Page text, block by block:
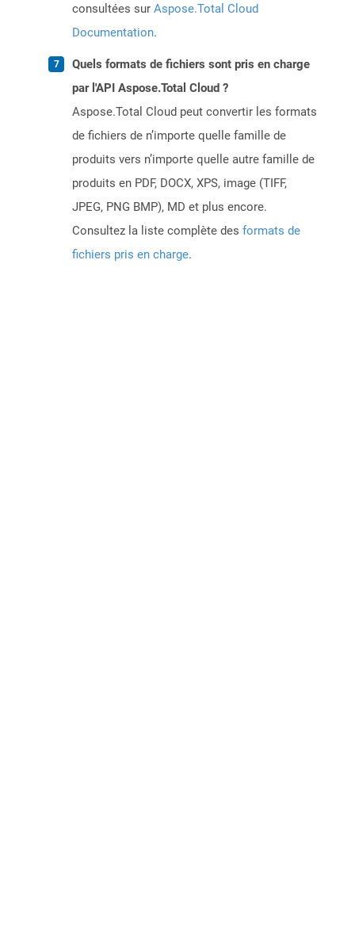
consultées sur Aspose.Total Cloud
Documentation.
Quels formats de fichiers sont pris en charge
par l'API Aspose.Total Cloud ?
Aspose.Total Cloud peut convertir les formats
de fichiers de n’importe quelle famille de
produits vers n’importe quelle autre famille de
produits en PDF, DOCX, XPS, image (TIFF,
JPEG, PNG BMP), MD et plus encore.
Consultez la liste complète des formats de
fichiers pris en charge.